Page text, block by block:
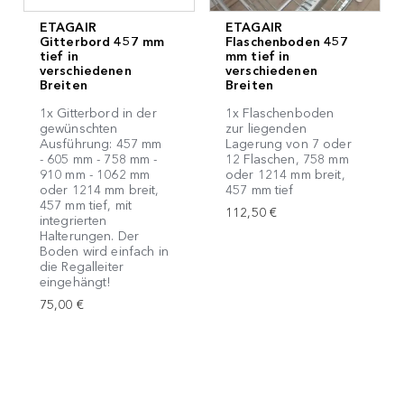
ETAGAIR
Gitterbord 457 mm
tief in
verschiedenen
Breiten
1x Gitterbord in der
gewünschten
Ausführung: 457 mm
- 605 mm - 758 mm -
910 mm - 1062 mm
oder 1214 mm breit,
457 mm tief, mit
integrierten
Halterungen. Der
Boden wird einfach in
die Regalleiter
eingehängt!
75,00 €
ETAGAIR
Flaschenboden 457
mm tief in
verschiedenen
Breiten
1x Flaschenboden
zur liegenden
Lagerung von 7 oder
12 Flaschen, 758 mm
oder 1214 mm breit,
457 mm tief
112,50 €